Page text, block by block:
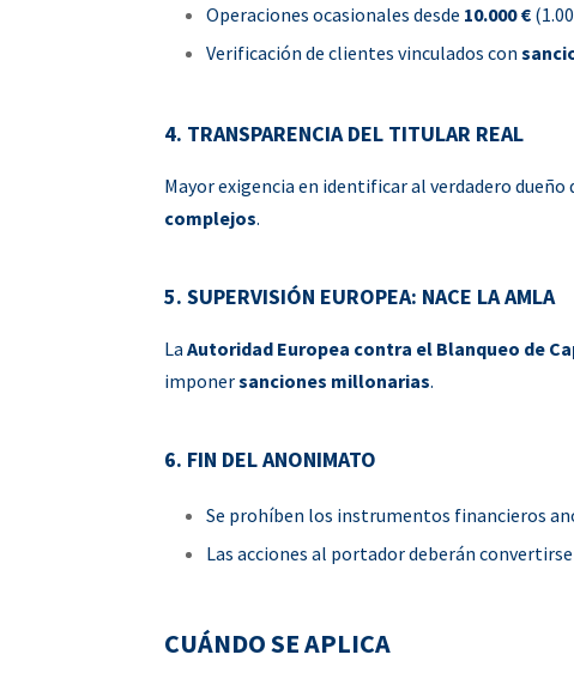
Operaciones ocasionales desde 10.000 €
Verificación de clientes vinculados con
4. TRANSPARENCIA DEL TITULAR REAL
Mayor exigencia en identificar al verdadero
complejos.
5. SUPERVISIÓN EUROPEA: NACE LAAMLA
La Autoridad Europea contra el Blanqueo de
imponersanciones millonarias.
6. FIN DEL ANONIMATO
Se prohíben los instrumentos financieros
Las acciones al portador deberán
CUÁNDO SE APLICA